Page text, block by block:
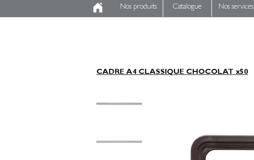
Nos produits Catalogue Nos services
CADRE A4 CLASSIQUE CHOCOLAT x50